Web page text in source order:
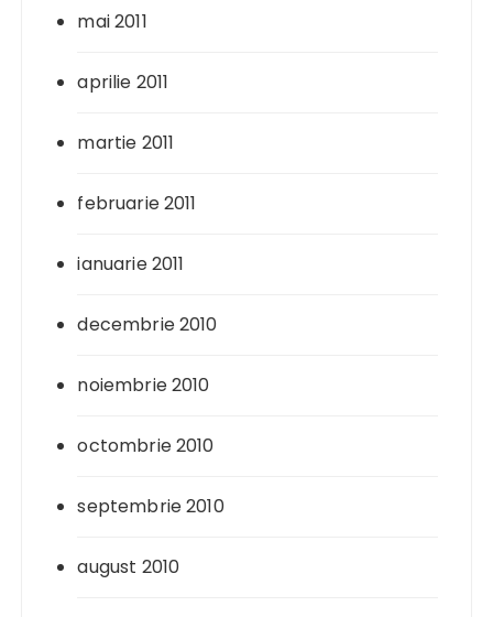
mai 2011
aprilie 2011
martie 2011
februarie 2011
ianuarie 2011
decembrie 2010
noiembrie 2010
octombrie 2010
septembrie 2010
august 2010